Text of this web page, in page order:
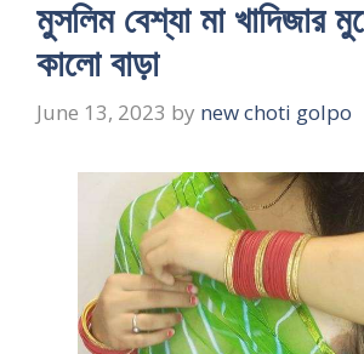
মুসলিম বেশ্যা মা খাদিজার
কালো বাড়া
June 13, 2023 by new choti golpo